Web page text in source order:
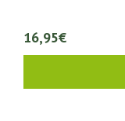
16,95€